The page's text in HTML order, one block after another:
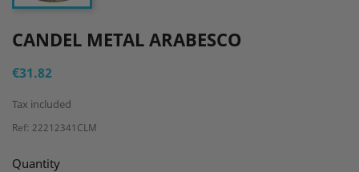
CANDEL METAL ARABESCO
€31.82
Tax included
Ref: 22212341CLM
Quantity